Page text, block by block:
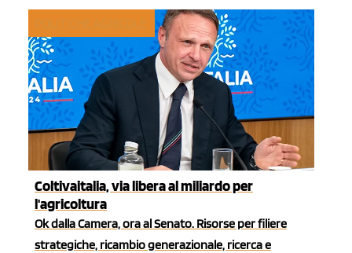
Coltivaitalia, via libera al miliardo per
l'agricoltura
Ok dalla Camera, ora al Senato. Risorse per filiere
strategiche, ricambio generazionale, ricerca e